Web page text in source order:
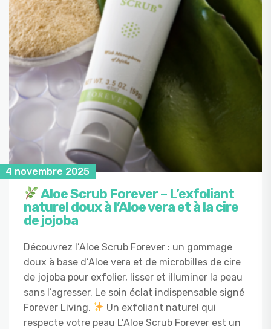
4 novembre 2025
Aloe Scrub Forever – L’exfoliant
naturel doux à l’Aloe vera et à la cire
de jojoba
Découvrez l’Aloe Scrub Forever : un gommage
doux à base d’Aloe vera et de microbilles de cire
de jojoba pour exfolier, lisser et illuminer la peau
sans l’agresser. Le soin éclat indispensable signé
Forever Living.
Un exfoliant naturel qui
respecte votre peau L’Aloe Scrub Forever est un